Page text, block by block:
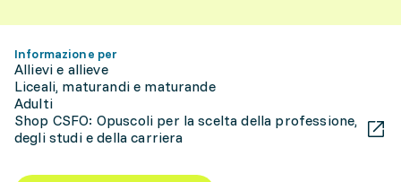
Informazione per
Allievi e allieve
Liceali, maturandi e maturande
Adulti
Shop CSFO: Opuscoli per la scelta della professione,
degli studi e della carriera